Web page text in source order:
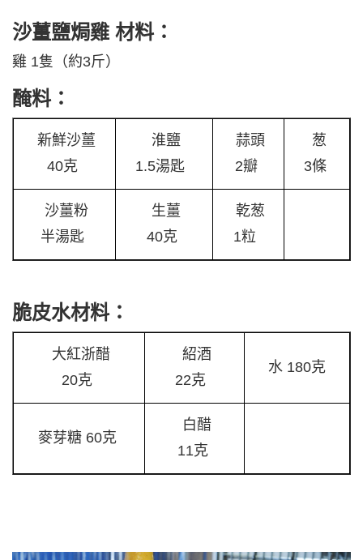
沙薑鹽焗雞 材料：
雞 1隻（約3斤）
醃料：
新鮮沙薑
40克
淮鹽
1.5湯匙
蒜頭
2瓣
葱
3條
沙薑粉
半湯匙
生薑
40克
乾葱
1粒
脆皮水材料：
大紅浙醋
20克
紹酒
22克
水 180克
麥芽糖 60克
白醋
11克